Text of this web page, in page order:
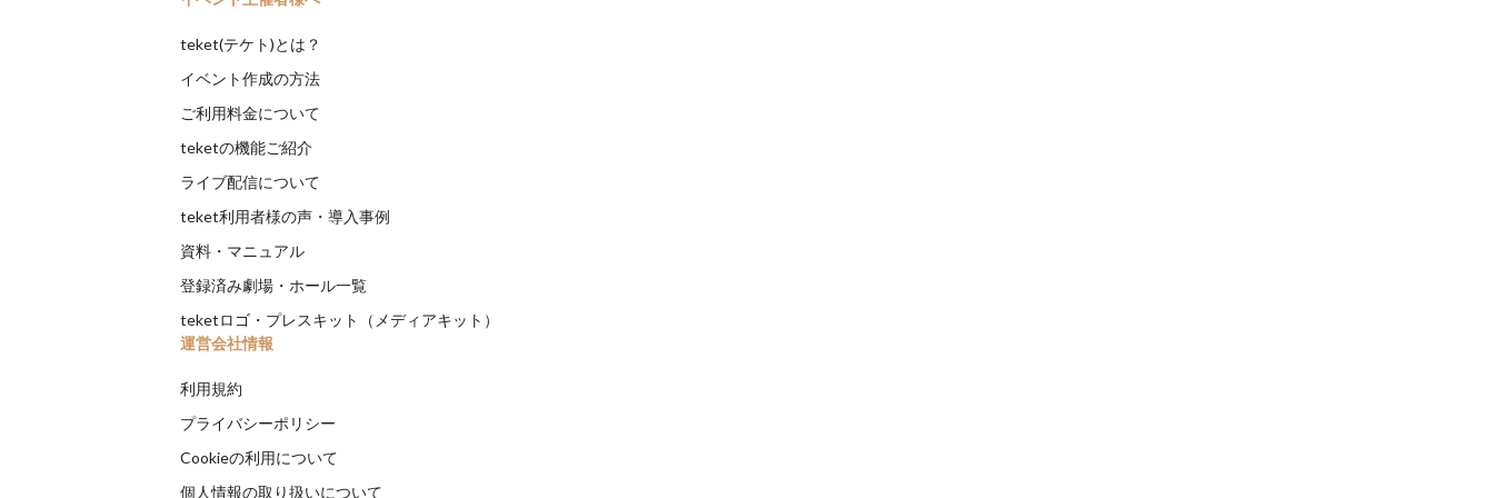
teket(テケト)とは？
イベント作成の方法
ご利用料金について
teketの機能ご紹介
ライブ配信について
teket利用者様の声・導入事例
資料・マニュアル
登録済み劇場・ホール一覧
teketロゴ・プレスキット（メディアキット）
運営会社情報
利用規約
プライバシーポリシー
Cookieの利用について
個人情報の取り扱いについて